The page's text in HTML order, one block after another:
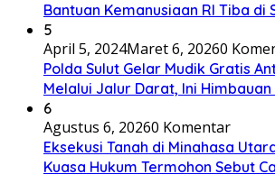
Bantuan Kemanusiaan RI Tiba di
5
April 5, 2024Maret 6, 20260
Polda Sulut Gelar Mudik Gratis
Melalui Jalur Darat, Ini
6
Agustus 6, 20260 Komentar
Eksekusi Tanah di Minahasa
Kuasa Hukum Termohon Sebut